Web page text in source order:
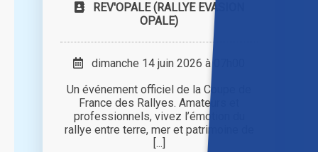
REV'OPALE (RALLYE EVASION
OPALE)
dimanche 14 juin 2026 à 07h00
Un événement officiel de la Coupe de
France des Rallyes. Amateurs et
professionnels, vivez l’émotion du
rallye entre terre, mer et patrimoine de
[...]